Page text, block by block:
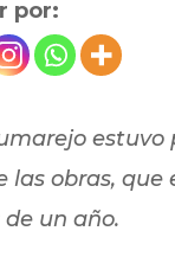
por:
estuvo
las obras, que
un año.